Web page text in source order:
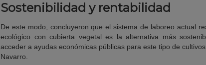
Sostenibilidad y rentabilidad
De este modo, concluyeron que el sistema de laboreo actual
ecológico con cubierta vegetal es la alternativa más
acceder a ayudas económicas públicas para este tipo de
Navarro.